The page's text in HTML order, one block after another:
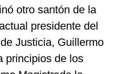
otro santón de la
presidente del
Justicia, Guillermo
principios de los